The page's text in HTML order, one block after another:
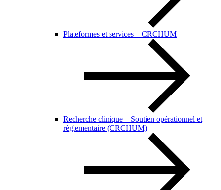
Plateformes et services – CRCHUM
Recherche clinique – Soutien opérationnel et
règlementaire (CRCHUM)